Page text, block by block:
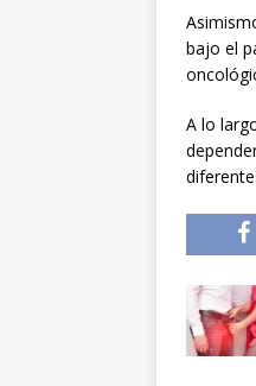
bajo el
A lo